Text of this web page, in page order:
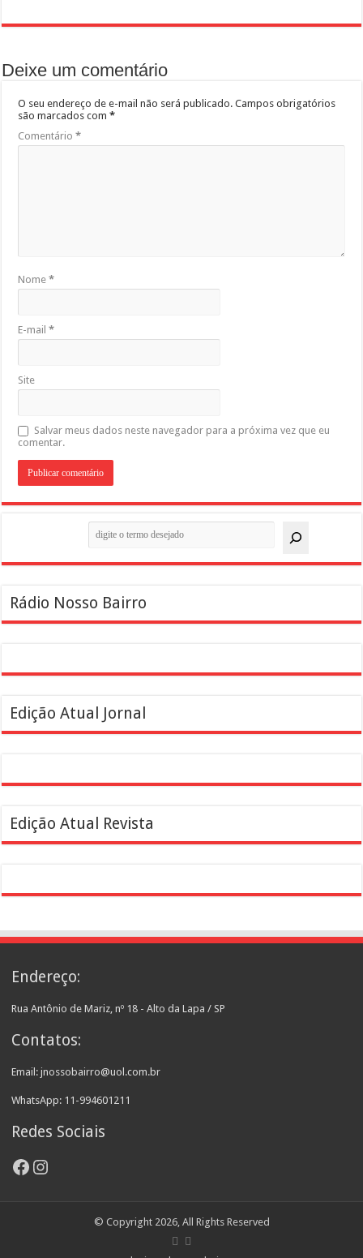
Deixe um comentário
O seu endereço de e-mail não será publicado. Campos obrigatórios
são marcados com*
Comentário*
Nome*
E-mail*
Site
Salvar meus dados neste navegador para a próxima vez que eu
comentar.
Rádio Nosso Bairro
Edição Atual Jornal
Edição Atual Revista
Endereço:
Rua Antônio de Mariz, nº 18 - Alto da Lapa / SP
Contatos:
Email: jnossobairro@uol.com.br
WhatsApp: 11-994601211
Redes Sociais
Facebook
Instagram
© Copyright 2026, All Rights Reserved